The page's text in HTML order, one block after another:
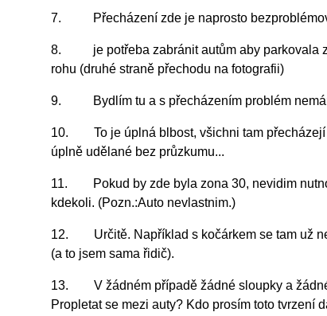
7. Přecházení zde je naprosto
8. je potřeba zabránit autům aby parkovala za
rohu (druhé straně přechodu na fotografii)
9. Bydlím tu a s přecházením problém
10. To je úplná blbost, všichni tam přecházejí
úplně udělané bez průzkumu...
11. Pokud by zde byla zona 30, nevidim
kdekoli. (Pozn.:Auto nevlastnim.)
12. Určitě. Například s kočárkem se tam už
(a to jsem sama řidič).
13. V žádném případě žádné sloupky a žádné
Propletat se mezi auty? Kdo prosím toto tvrzení